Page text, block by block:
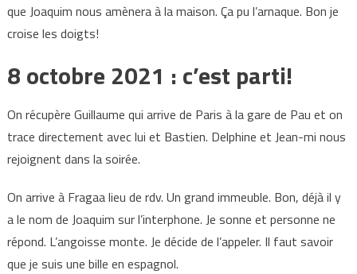
que Joaquim nous amènera à la maison. Ça pu l’arnaque. Bon je
croise les doigts!
8 octobre 2021 : c’est parti!
On récupère Guillaume qui arrive de Paris à la gare de Pau et on
trace directement avec lui et Bastien. Delphine et Jean-mi nous
rejoignent dans la soirée.
On arrive à Fragaa lieu de rdv. Un grand immeuble. Bon, déjà il y
a le nom de Joaquim sur l’interphone. Je sonne et personne ne
répond. L’angoisse monte. Je décide de l’appeler. Il faut savoir
que je suis une bille en espagnol.